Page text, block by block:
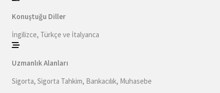
Konuştuğu Diller
İngilizce, Türkçe ve İtalyanca
Uzmanlık Alanları
Sigorta, Sigorta Tahkim, Bankacılık, Muhasebe